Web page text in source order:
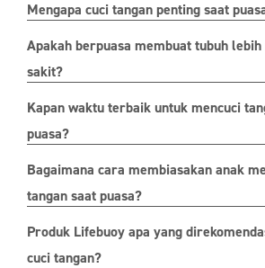
Mengapa cuci tangan penting saat
Apakah berpuasa membuat tubuh lebih
sakit?
Kapan waktu terbaik untuk mencuci
puasa?
Bagaimana cara membiasakan anak
tangan saat puasa?
Produk Lifebuoy apa yang
cuci tangan?